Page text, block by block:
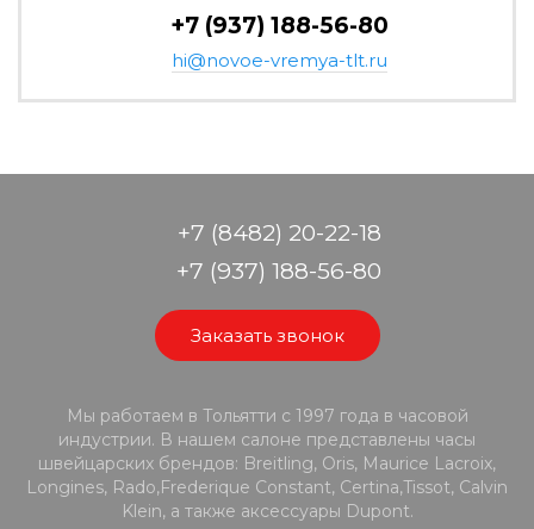
+7 (937) 188-56-80
hi@novoe-vremya-tlt.ru
+7 (8482) 20-22-18
+7 (937) 188-56-80
Заказать звонок
Мы работаем в Тольятти с 1997 года в часовой
индустрии. В нашем салоне представлены часы
швейцарских брендов: Breitling, Oris, Maurice Lacroix,
Longines, Rado,Frederique Constant, Certina,Tissot, Calvin
Klein, а также аксессуары Dupont.